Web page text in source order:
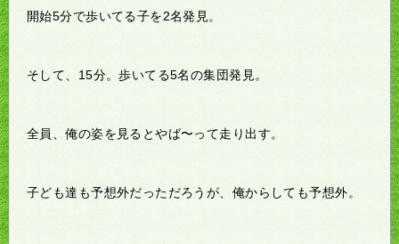
開始5分で歩いてる子を2名発見。
そして、15分。歩いてる5名の集団発見。
全員、俺の姿を見るとやば〜って走り出す。
子ども達も予想外だっただろうが、俺からしても予想外。